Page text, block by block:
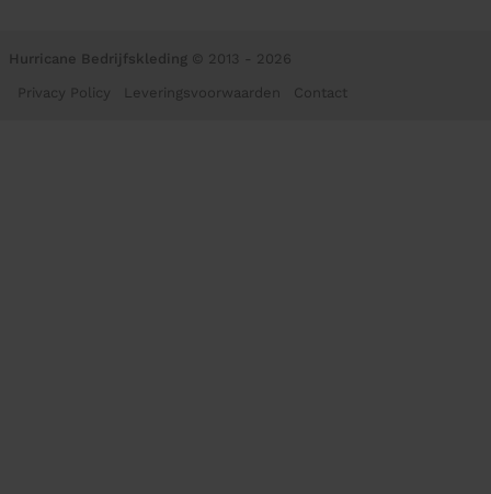
Hurricane Bedrijfskleding © 2013 - 2026
Privacy Policy Leveringsvoorwaarden Contact